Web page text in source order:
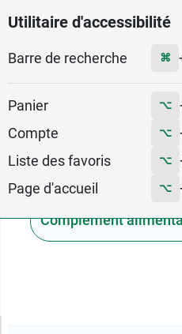
Utilitaire d'accessibilité
Barre de recherche ⌘
Panier ⌥
Compte ⌥
Liste des favoris ⌥
Page d'accueil ⌥
Menu
Complément